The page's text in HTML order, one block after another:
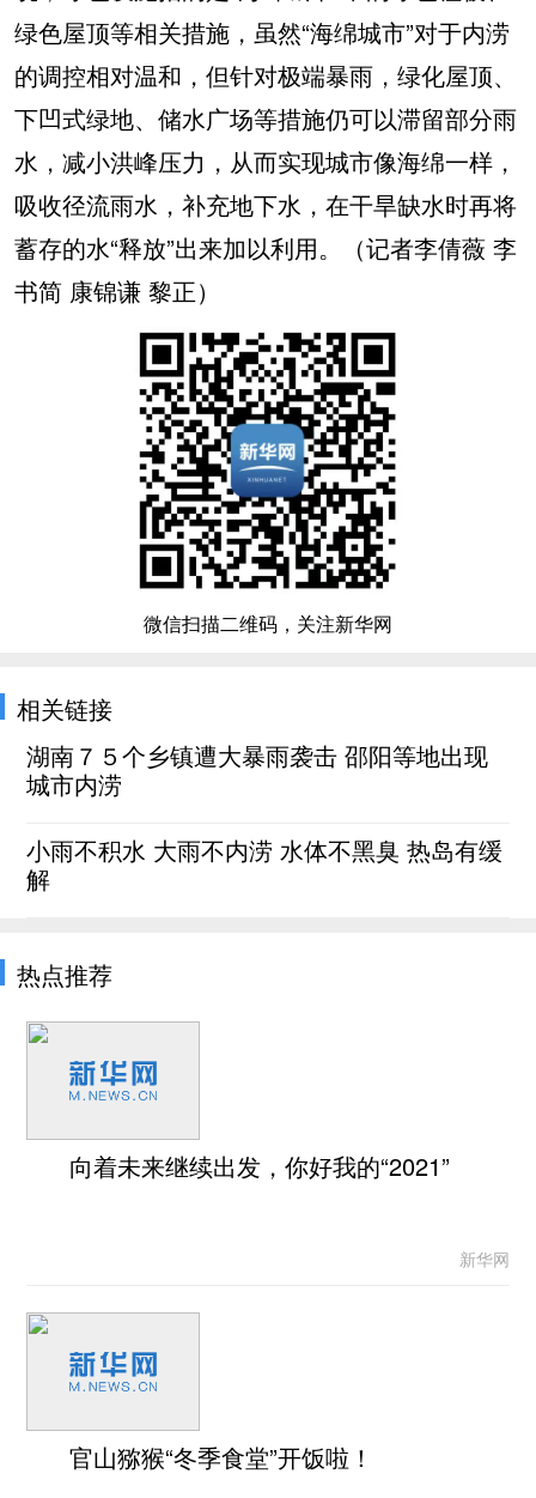
绿色屋顶等相关措施，虽然“海绵城市”对于内涝
的调控相对温和，但针对极端暴雨，绿化屋顶、
下凹式绿地、储水广场等措施仍可以滞留部分雨
水，减小洪峰压力，从而实现城市像海绵一样，
吸收径流雨水，补充地下水，在干旱缺水时再将
蓄存的水“释放”出来加以利用。（记者李倩薇 李
书简 康锦谦 黎正）
微信扫描二维码，关注新华网
相关链接
湖南７５个乡镇遭大暴雨袭击 邵阳等地出现
城市内涝
小雨不积水 大雨不内涝 水体不黑臭 热岛有缓
解
热点推荐
向着未来继续出发，你好我的“2021”
新华网
官山猕猴“冬季食堂”开饭啦！